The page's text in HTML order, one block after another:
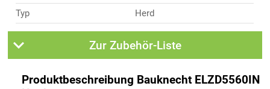
Typ
Herd
Zur Zubehör-Liste
Produktbeschreibung Bauknecht ELZD5560IN